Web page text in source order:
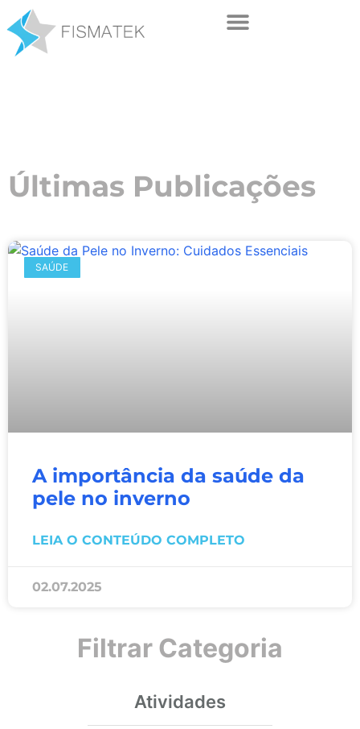
Últimas Publicações
SAÚDE
A importância da saúde da
pele no inverno
LEIA O CONTEÚDO COMPLETO
02.07.2025
Filtrar Categoria
Atividades